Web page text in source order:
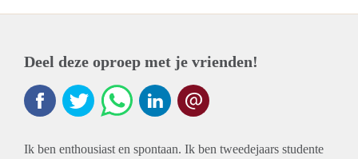
Deel deze oproep met je vrienden!
Ik ben enthousiast en spontaan. Ik ben tweedejaars studente